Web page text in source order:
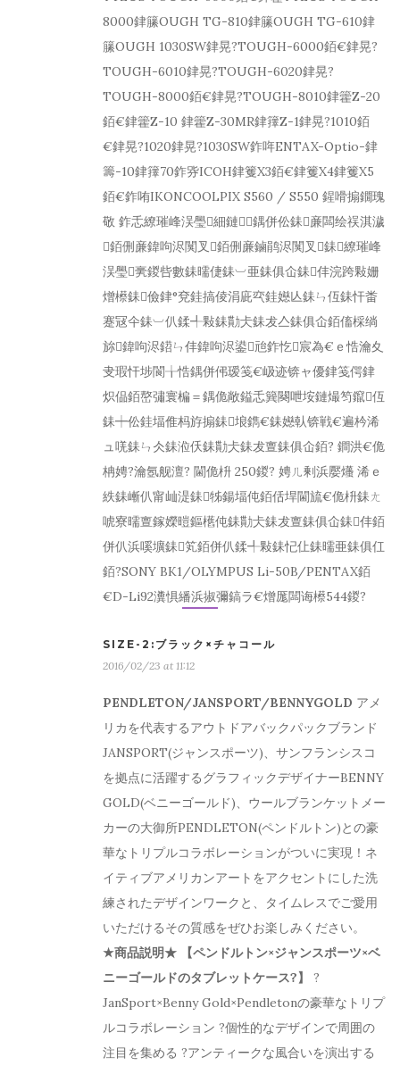
8000銉籘OUGH TG-810銉籘OUGH TG-610銉
籘OUGH 1030SW銉晃?TOUGH-6000銆€銉晃?
TOUGH-6010銉晃?TOUGH-6020銉晃?
TOUGH-8000銆€銉晃?TOUGH-8010銉籗Z-20
銆€銉籗Z-10 銉籗Z-30MR銉籜Z-1銉晃?1010銆
€銉晃?1020銉晃?1030SW鈼哖ENTAX-Optio-銉
籌-10銉籜70鈼哛ICOH銉籆X3銆€銉籆X4銉籆X5
銆€鈼哊IKONCOOLPIX S560 / S550 鍟嗗搧鐗瑰
敬 鈼忎繚璀峰洖璺細鏈＝鍝併伀銇亷闆绘祦淇濊
銆侀亷鍏呴浕闃叉銆侀亷鏀鹃浕闃叉銇繚璀峰
洖璺亴鍐呰數銇曘倢銇︺亜銇俱仚銇仹浣跨敤姗
熷櫒銇儉銉°兗銈搞倰涓庛亪銈嬨亾銇ㄣ仾銇忓畨
蹇冦仐銇︺仈鍒╃敤銇勩仧銇犮亼銇俱仚銆傗棌绱
旀鍏呴浕鍣ㄣ仹鍏呴浕鍙兘鈼忔宸為€ｅ悎瀹夊
叏瑕忓埗閬╁悎鍝併伄瑷笺€岋迹锛ャ優銉笺偔銉
炽偘銆嶅彇寰楄＝鍝佹敞鎰忎簨闋呭垵鏈熶笉鑹仾
銇┿伀銈堛倠杩斿搧銇埌鐫€銇嬨倝锛戦€遍枔浠
ュ唴銇ㄣ仌銇涖仸銇勩仧銇犮亶銇俱仚銆? 鐧洪€佹
柟娉?瀹氬舰澶? 閫佹枡 250鍐? 娉ㄦ剰浜嬮爡 浠ｅ
紩銇嶃仈甯屾湜銇牬鍚堛伅銆佸垾閫旈€佹枡銇ㄤ
唬寮曘亶鎵嬫暟鏂欍伅銇勩仧銇犮亶銇俱仚銇仹銆
併仈浜嗘壙銇笂銆併仈鍒╃敤銇忋仩銇曘亜銇俱仜
銆?SONY BK1/OLYMPUS Li-50B/PENTAX銆
€D-Li92瀵惧繙浜掓彌鎬ラ€熷厖闆诲櫒544鍐?
SIZE-2:ブラック×チャコール
2016/02/23 at 11:12
PENDLETON/JANSPORT/BENNYGOLD アメ
リカを代表するアウトドアバックパックブランド
JANSPORT(ジャンスポーツ)、サンフランシスコ
を拠点に活躍するグラフィックデザイナーBENNY
GOLD(ベニーゴールド)、ウールブランケットメー
カーの大御所PENDLETON(ペンドルトン)との豪
華なトリプルコラボレーションがついに実現！ネ
イティブアメリカンアートをアクセントにした洗
練されたデザインワークと、タイムレスでご愛用
いただけるその質感をぜひお楽しみください。
★商品説明★
【ペンドルトン×ジャンスポーツ×ベ
ニーゴールドのタブレットケース?】 ?
JanSport×Benny Gold×Pendletonの豪華なトリプ
ルコラボレーション ?個性的なデザインで周囲の
注目を集める ?アンティークな風合いを演出する